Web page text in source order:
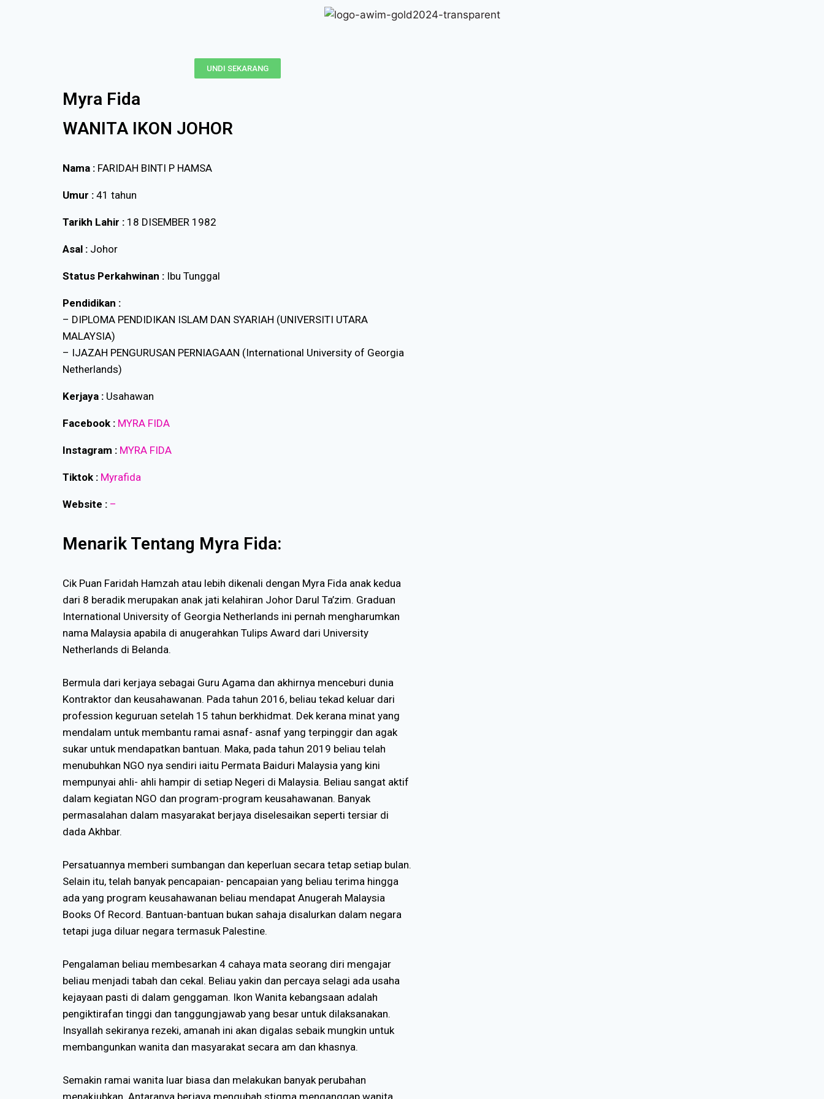
UNDI SEKARANG
Myra Fida
WANITA IKON JOHOR
Nama : FARIDAH BINTI P HAMSA
Umur : 41 tahun
Tarikh Lahir : 18 DISEMBER 1982
Asal : Johor
Status Perkahwinan : Ibu Tunggal
Pendidikan :
– DIPLOMA PENDIDIKAN ISLAM DAN SYARIAH (UNIVERSITI UTARA
MALAYSIA)
– IJAZAH PENGURUSAN PERNIAGAAN (International University of Georgia
Netherlands)
Kerjaya : Usahawan
Facebook : MYRA FIDA
Instagram : MYRA FIDA
Tiktok : Myrafida
Website : –
Menarik Tentang Myra Fida:
Cik Puan Faridah Hamzah atau lebih dikenali dengan Myra Fida anak kedua
dari 8 beradik merupakan anak jati kelahiran Johor Darul Ta’zim. Graduan
International University of Georgia Netherlands ini pernah mengharumkan
nama Malaysia apabila di anugerahkan Tulips Award dari University
Netherlands di Belanda.
Bermula dari kerjaya sebagai Guru Agama dan akhirnya menceburi dunia
Kontraktor dan keusahawanan. Pada tahun 2016, beliau tekad keluar dari
profession keguruan setelah 15 tahun berkhidmat. Dek kerana minat yang
mendalam untuk membantu ramai asnaf- asnaf yang terpinggir dan agak
sukar untuk mendapatkan bantuan. Maka, pada tahun 2019 beliau telah
menubuhkan NGO nya sendiri iaitu Permata Baiduri Malaysia yang kini
mempunyai ahli- ahli hampir di setiap Negeri di Malaysia. Beliau sangat aktif
dalam kegiatan NGO dan program-program keusahawanan. Banyak
permasalahan dalam masyarakat berjaya diselesaikan seperti tersiar di
dada Akhbar.
Persatuannya memberi sumbangan dan keperluan secara tetap setiap bulan.
Selain itu, telah banyak pencapaian- pencapaian yang beliau terima hingga
ada yang program keusahawanan beliau mendapat Anugerah Malaysia
Books Of Record. Bantuan-bantuan bukan sahaja disalurkan dalam negara
tetapi juga diluar negara termasuk Palestine.
Pengalaman beliau membesarkan 4 cahaya mata seorang diri mengajar
beliau menjadi tabah dan cekal. Beliau yakin dan percaya selagi ada usaha
kejayaan pasti di dalam genggaman. Ikon Wanita kebangsaan adalah
pengiktirafan tinggi dan tanggungjawab yang besar untuk dilaksanakan.
Insyallah sekiranya rezeki, amanah ini akan digalas sebaik mungkin untuk
membangunkan wanita dan masyarakat secara am dan khasnya.
Semakin ramai wanita luar biasa dan melakukan banyak perubahan
menakjubkan. Antaranya berjaya mengubah stigma menganggap wanita